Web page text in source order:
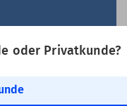
oder Privatkunde?
weitere Artikel passend